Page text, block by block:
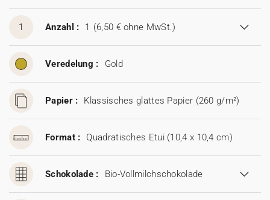
1 Anzahl : 1 (6,50 € ohne MwSt.)
Veredelung : Gold
Papier : Klassisches glattes Papier (260 g/m²)
Format : Quadratisches Etui (10,4 x 10,4 cm)
Schokolade : Bio-Vollmilchschokolade